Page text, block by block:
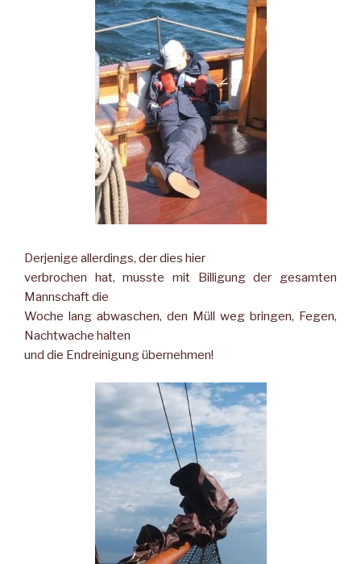
Derjenige allerdings, der dies hier
verbrochen hat, musste mit Billigung der gesamten
Mannschaft die
Woche lang abwaschen, den Müll weg bringen, Fegen,
Nachtwache halten
und die Endreinigung übernehmen!